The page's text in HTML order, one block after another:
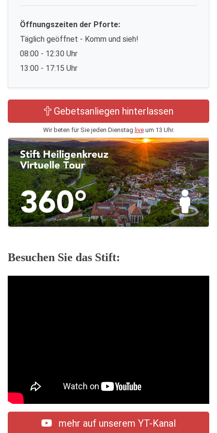
Öffnungszeiten der Pforte:
Täglich geöffnet - Komm und sieh!
08:00 - 12:30 Uhr
13:00 - 17:15 Uhr
Gebetsanliegen hinterlassen
Wir beten für Sie jeden Dienstag liveum 13 Uhr.
Besuchen Sie das Stift:
mehr auf unserem YT-Kanal